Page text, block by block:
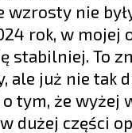
wzrosty nie
rok, w mojej
stabilniej. To
ale już nie tak
tym, że wyżej
dużej części